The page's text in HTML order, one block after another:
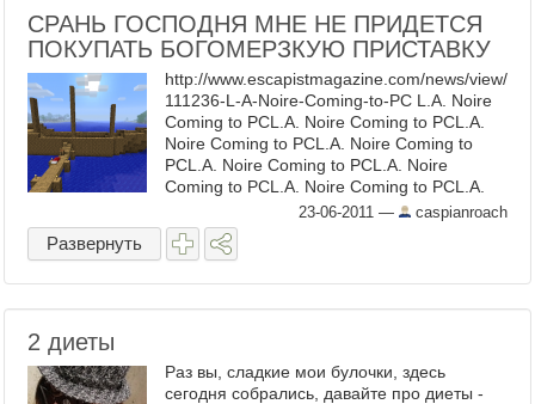
СРАНЬ ГОСПОДНЯ МНЕ НЕ ПРИДЕТСЯ
ПОКУПАТЬ БОГОМЕРЗКУЮ ПРИСТАВКУ
http://www.escapistmagazine.com/news/view/
111236-L-A-Noire-Coming-to-PC L.A. Noire
Coming to PCL.A. Noire Coming to PCL.A.
Noire Coming to PCL.A. Noire Coming to
PCL.A. Noire Coming to PCL.A. Noire
Coming to PCL.A. Noire Coming to PCL.A.
Noire Coming to PCL.A. Noire Coming to
PCL.A. Noire Coming to PCL.A. Noire
Coming to PCL.A. Noire Coming to PCL.A.
Coming to PCL.A. ...
23-06-2011 — caspianroach
Развернуть
2 диеты
Раз вы, сладкие мои булочки, здесь
сегодня собрались, давайте про диеты -